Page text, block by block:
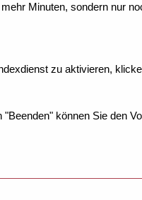
Minuten, sondern nur
zu aktivieren,
können Sie den